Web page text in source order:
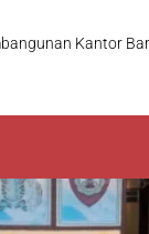
Kantor